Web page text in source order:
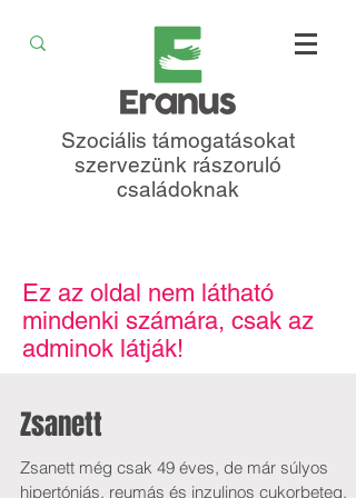
Szociális támogatásokat
szervezünk rászoruló
családoknak
Ez az oldal nem látható
mindenki számára, csak az
adminok látják!
Zsanett
Zsanett még csak 49 éves, de már súlyos
hipertóniás, reumás és inzulinos cukorbeteg,